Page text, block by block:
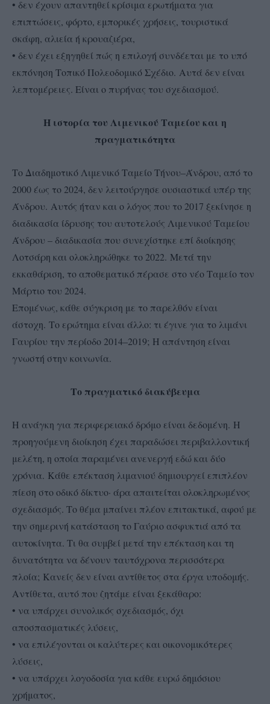
• δεν έχουν απαντηθεί κρίσιμα ερωτήματα για
επιπτώσεις, φόρτο, εμπορικές χρήσεις, τουριστικά
σκάφη, αλιεία ή κρουαζιέρα,
• δεν έχει εξηγηθεί πώς η επιλογή συνδέεται με το υπό
εκπόνηση Τοπικό Πολεοδομικό Σχέδιο. Αυτά δεν είναι
λεπτομέρειες. Είναι ο πυρήνας του σχεδιασμού.
Η ιστορία του Λιμενικού Ταμείου και η
πραγματικότητα
Το Διαδημοτικό Λιμενικό Ταμείο Τήνου–Άνδρου, από το
2000 έως το 2024, δεν λειτούργησε ουσιαστικά υπέρ της
Άνδρου. Αυτός ήταν και ο λόγος που το 2017 ξεκίνησε η
διαδικασία ίδρυσης του αυτοτελούς Λιμενικού Ταμείου
Άνδρου – διαδικασία που συνεχίστηκε επί διοίκησης
Λοτσάρη και ολοκληρώθηκε το 2022. Μετά την
εκκαθάριση, το αποθεματικό πέρασε στο νέο Ταμείο τον
Μάρτιο του 2024.
Επομένως, κάθε σύγκριση με το παρελθόν είναι
άστοχη. Το ερώτημα είναι άλλο: τι έγινε για το λιμάνι
Γαυρίου την περίοδο 2014–2019; Η απάντηση είναι
γνωστή στην κοινωνία.
Το πραγματικό διακύβευμα
Η ανάγκη για περιφερειακό δρόμο είναι δεδομένη. Η
προηγούμενη διοίκηση έχει παραδώσει περιβαλλοντική
μελέτη, η οποία παραμένει ανενεργή εδώ και δύο
χρόνια. Κάθε επέκταση λιμανιού δημιουργεί επιπλέον
πίεση στο οδικό δίκτυο· άρα απαιτείται ολοκληρωμένος
σχεδιασμός. Το θέμα μπαίνει πλέον επιτακτικά, αφού με
την σημερινή κατάσταση το Γαύριο ασφυκτιά από τα
αυτοκίνητα. Τι θα συμβεί μετά την επέκταση και τη
δυνατότητα να δένουν ταυτόχρονα περισσότερα
πλοία; Κανείς δεν είναι αντίθετος στα έργα υποδομής.
Αντίθετα, αυτό που ζητάμε είναι ξεκάθαρο:
• να υπάρχει συνολικός σχεδιασμός, όχι
αποσπασματικές λύσεις,
• να επιλέγονται οι καλύτερες και οικονομικότερες
λύσεις,
• να υπάρχει λογοδοσία για κάθε ευρώ δημόσιου
χρήματος,